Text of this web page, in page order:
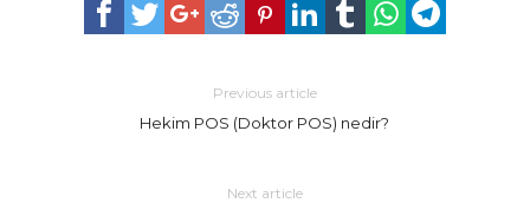
Previous article
Hekim POS (Doktor POS) nedir?
Next article